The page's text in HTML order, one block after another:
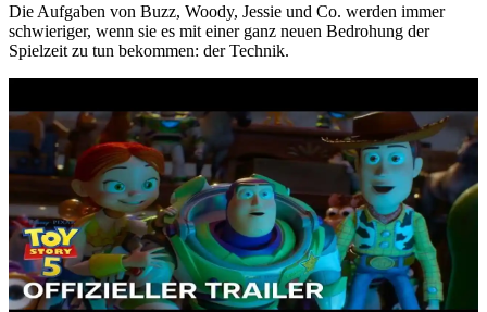
Die Aufgaben von Buzz, Woody, Jessie und Co. werden immer
schwieriger, wenn sie es mit einer ganz neuen Bedrohung der
Spielzeit zu tun bekommen: der Technik.